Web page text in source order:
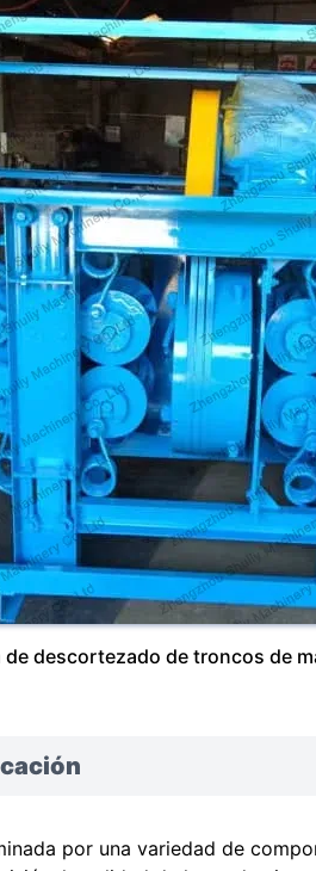
de descortezado de troncos de
por una variedad de